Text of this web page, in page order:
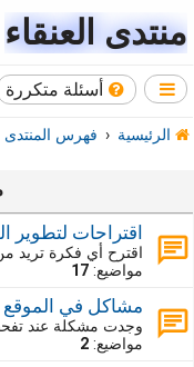
منتدى العنقاء
أسئلة متكررة
الرئيسية فهرس المنتدى
اقتراحات لتطوير
اقترح أي فكرة تريد من
مواضيع: 17
مشاكل في الموقع
وجدت مشكلة عند
مواضيع: 2